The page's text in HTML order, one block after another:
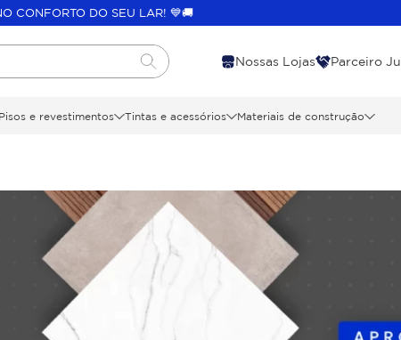
CONFORTO DO SEU LAR! 💙🚚
Nossas Lojas Parceiro
e revestimentos Tintas e acessórios Materiais de construção